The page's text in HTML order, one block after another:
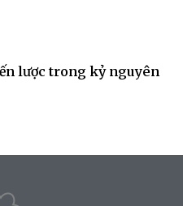
lược trong kỷ nguyên